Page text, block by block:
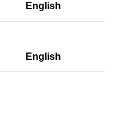
English
English